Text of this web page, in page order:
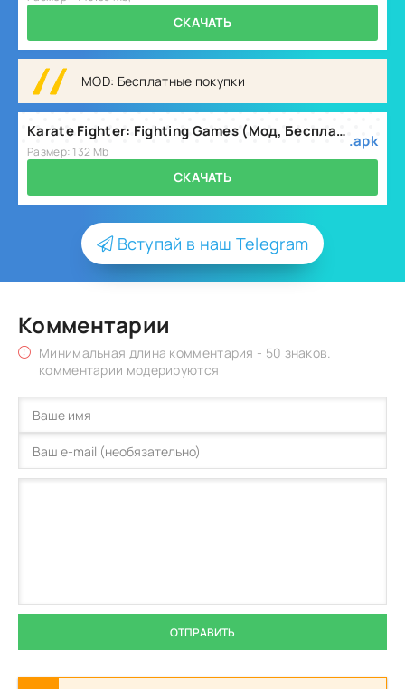
СКАЧАТЬ
MOD: Бесплатные покупки
Karate Fighter: Fighting Games (Мод, Бесплатные покупки) v3.5.47
Размер: 132 Mb
.apk
СКАЧАТЬ
Вступай в наш Telegram
Комментарии
Минимальная длина комментария - 50 знаков.
комментарии модерируются
ОТПРАВИТЬ